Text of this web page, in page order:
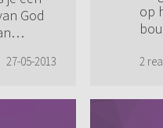
God
27-05-2013
op
ze...
2